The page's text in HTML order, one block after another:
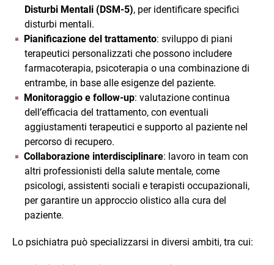
Disturbi Mentali (DSM-5), per identificare specifici
disturbi mentali.
Pianificazione del trattamento: sviluppo di piani
terapeutici personalizzati che possono includere
farmacoterapia, psicoterapia o una combinazione di
entrambe, in base alle esigenze del paziente.
Monitoraggio e follow-up: valutazione continua
dell’efficacia del trattamento, con eventuali
aggiustamenti terapeutici e supporto al paziente nel
percorso di recupero.
Collaborazione interdisciplinare: lavoro in team con
altri professionisti della salute mentale, come
psicologi, assistenti sociali e terapisti occupazionali,
per garantire un approccio olistico alla cura del
paziente.
Lo psichiatra può specializzarsi in diversi ambiti, tra cui: